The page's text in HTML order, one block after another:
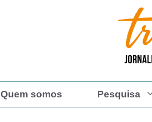
Quem somos Pesquisa